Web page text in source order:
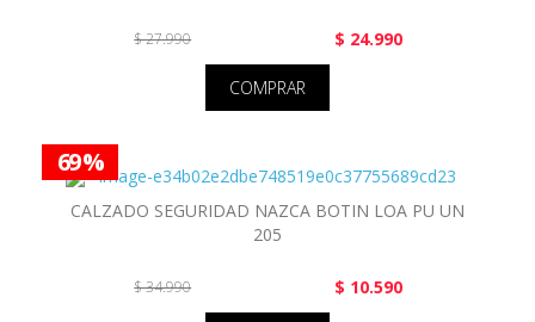
$ 27.990 $ 24.990
COMPRAR
69 %
CALZADO SEGURIDAD NAZCA BOTIN LOA PU UN
205
$ 34.990 $ 10.590